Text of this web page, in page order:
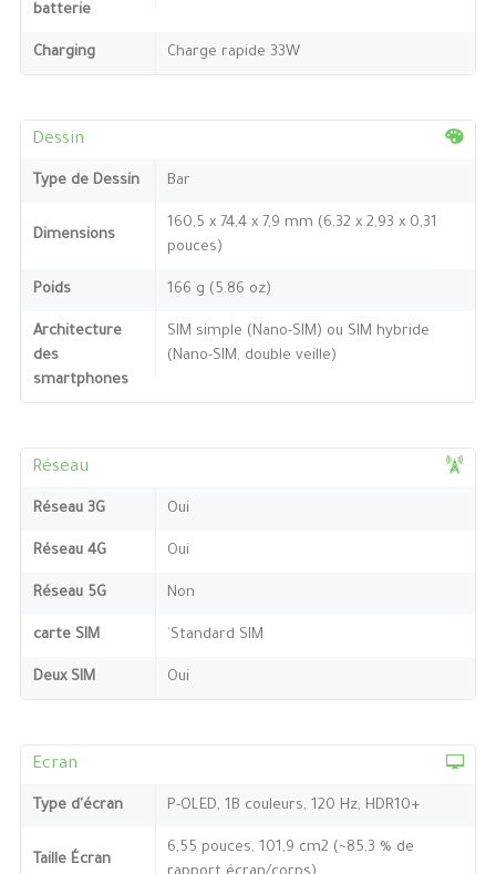
batterie
Charging Charge rapide 33W
Dessin
Type de Dessin Bar
Dimensions
160,5 x 74,4 x 7,9 mm (6,32 x 2,93 x 0,31
pouces)
Poids 166 g (5.86 oz)
Architecture
des
smartphones
SIM simple (Nano-SIM) ou SIM hybride
(Nano-SIM, double veille)
Réseau
Réseau 3G Oui
Réseau 4G Oui
Réseau 5G Non
carte SIM `Standard SIM
Deux SIM Oui
Ecran
Type d'écran P-OLED, 1B couleurs, 120 Hz, HDR10+
Taille Écran
6,55 pouces, 101,9 cm2 (~85,3 % de